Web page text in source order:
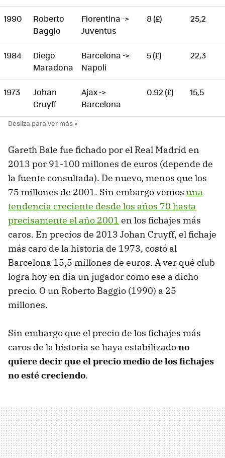
1990
Roberto
Baggio
Fiorentina ->
Juventus
8 (£) 25,2
1984
Diego
Maradona
Barcelona ->
Napoli
5 (£) 22,3
1973
Johan
Cruyff
Ajax ->
Barcelona
0.92 (£) 15,5
Gareth Bale fue fichado por el Real Madrid en
2013 por 91-100 millones de euros (depende de
la fuente consultada). De nuevo, menos que los
75 millones de 2001. Sin embargo vemos una
tendencia creciente desde los años 70 hasta
precisamente el año 2001 en los fichajes más
caros. En precios de 2013 Johan Cruyff, el fichaje
más caro de la historia de 1973, costó al
Barcelona 15,5 millones de euros. A ver qué club
logra hoy en día un jugador como ese a dicho
precio. O un Roberto Baggio (1990) a 25
millones.
Sin embargo que el precio de los fichajes más
caros de la historia se haya estabilizadono
quiere decir que el precio medio de los fichajes
no esté creciendo.